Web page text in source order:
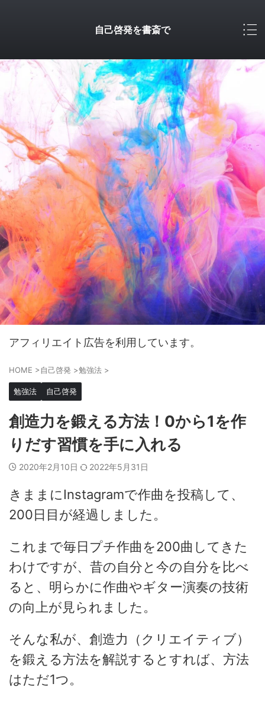
自己啓発を書斎で
アフィリエイト広告を利用しています。
HOME >自己啓発 >勉強法 >
勉強法 自己啓発
創造力を鍛える方法！0から1を作
りだす習慣を手に入れる
2020年2月10日 2022年5月31日
きままにInstagramで作曲を投稿して、
200日目が経過しました。
これまで毎日プチ作曲を200曲してきた
わけですが、昔の自分と今の自分を比べ
ると、明らかに作曲やギター演奏の技術
の向上が見られました。
そんな私が、創造力（クリエイティブ）
を鍛える方法を解説するとすれば、方法
はただ1つ。